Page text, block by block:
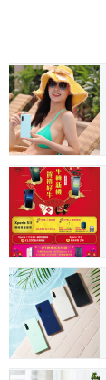
2020.05.19
2021.02.01
2020.09.02